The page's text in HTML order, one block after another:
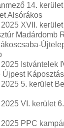
14.
Alsórákos
XVII.
Madárdomb
Istvántelek
5. kerület
VI. kerület
PPC